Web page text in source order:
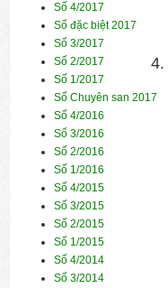
Số 4/2017
Số đặc biệt 2017
Số 3/2017
Số 2/2017
Số 1/2017
Số Chuyên san 2017
Số 4/2016
Số 3/2016
Số 2/2016
Số 1/2016
Số 4/2015
Số 3/2015
Số 2/2015
Số 1/2015
Số 4/2014
Số 3/2014